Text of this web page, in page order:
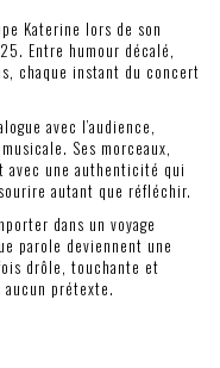
Katerine lors de son
Entre humour décalé,
chaque instant du concert
avec l’audience,
Ses morceaux,
avec une authenticité qui
autant que réfléchir.
dans un voyage
parole deviennent une
drôle, touchante et
prétexte.